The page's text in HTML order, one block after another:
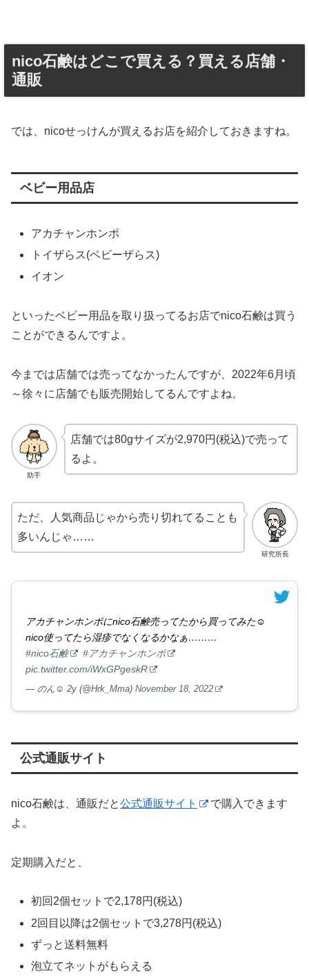
nico石鹸はどこで買える？買える店舗・
通販
では、nicoせっけんが買えるお店を紹介しておきますね。
ベビー用品店
アカチャンホンポ
トイザらス(ベビーザらス)
イオン
といったベビー用品を取り扱ってるお店でnico石鹸は買う
ことができるんですよ。
今までは店舗では売ってなかったんですが、2022年6月頃
～徐々に店舗でも販売開始してるんですよね。
助手
店舗では80gサイズが2,970円(税込)で売って
るよ。
研究所長
ただ、人気商品じゃから売り切れてることも
多いんじゃ……
アカチャンホンポにnico石鹸売ってたから買ってみた☺
nico使ってたら湿疹でなくなるかなぁ………
#nico石鹸
#アカチャンホンポ
pic.twitter.com/iWxGPgeskR
— のん︎︎︎︎︎☺︎ 2y (@Hrk_Mma) November 18, 2022
公式通販サイト
nico石鹸は、通販だと公式通販サイト
で購入できます
よ。
定期購入だと、
初回2個セットで2,178円(税込)
2回目以降は2個セットで3,278円(税込)
ずっと送料無料
泡立てネットがもらえる